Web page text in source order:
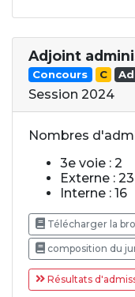
Adjoint
Concours C
Session 2024
Nombres
3e voie : 2
Externe : 23
Interne : 16
Télécharger la
composition du
Résultats